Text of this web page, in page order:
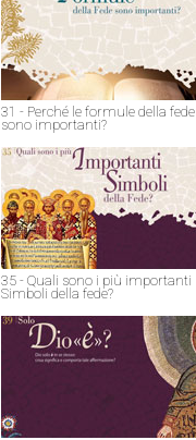
31 - Perché le formule della fede
sono importanti?
35 - Quali sono i più importanti
Simboli della fede?